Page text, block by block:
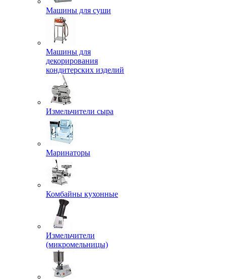
Машины для суши
Машины для
декорирования
кондитерских изделий
Измельчители сыра
Маринаторы
Комбайны кухонные
Измельчители
(микромельницы)